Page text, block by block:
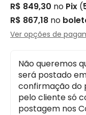
Não queremos
será postado
confirmação do
pelo cliente só
postagem nos
R$ 849,30 no Pix (
R$ 867,18 no
Ver opções de